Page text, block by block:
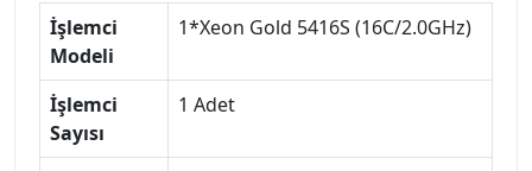
İşlemci
Modeli
1*Xeon Gold 5416S (16C/2.0GHz)
İşlemci
Sayısı
1 Adet